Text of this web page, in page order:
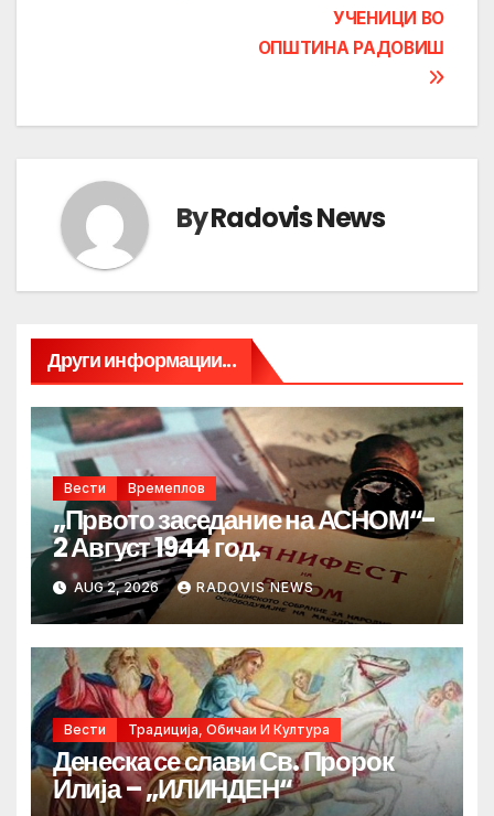
УЧЕНИЦИ ВО
ОПШТИНА РАДОВИШ
ByRadovis News
Други информации...
Вести Времеплов
„Првото заседание на АСНОМ“-
2 Август 1944 год.
AUG 2, 2026 RADOVIS NEWS
Вести Традиција, Обичаи И Култура
Денеска се слави Св. Пророк
Илија – „ИЛИНДЕН“